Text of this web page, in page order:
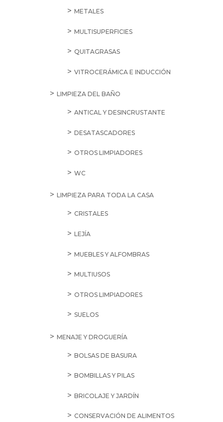
METALES
MULTISUPERFICIES
QUITAGRASAS
VITROCERÁMICA E INDUCCIÓN
LIMPIEZA DEL BAÑO
ANTICAL Y DESINCRUSTANTE
DESATASCADORES
OTROS LIMPIADORES
WC
LIMPIEZA PARA TODA LA CASA
CRISTALES
LEJÍA
MUEBLES Y ALFOMBRAS
MULTIUSOS
OTROS LIMPIADORES
SUELOS
MENAJE Y DROGUERÍA
BOLSAS DE BASURA
BOMBILLAS Y PILAS
BRICOLAJE Y JARDÍN
CONSERVACIÓN DE ALIMENTOS